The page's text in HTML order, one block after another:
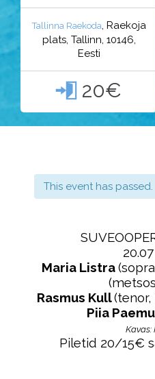
Tallinna Raekoda, Raekoja
plats, Tallinn, 10146,
Eesti
 20€
This event has passed.
Maria Listra
Rasmus Kull(tenor,
Piia
Kavas:
Piletid 20/15€